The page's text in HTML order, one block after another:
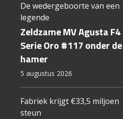
De wedergeboorte van een
legende
Zeldzame MV Agusta
Serie Oro #117 onder de
hamer
5 augustus 2026
Fabriek krijgt €33,5 miljoen
steun